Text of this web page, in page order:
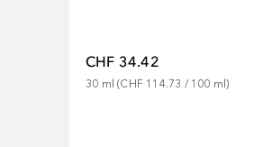
CHF 34.42
30 ml (CHF 114.73 / 100 ml)